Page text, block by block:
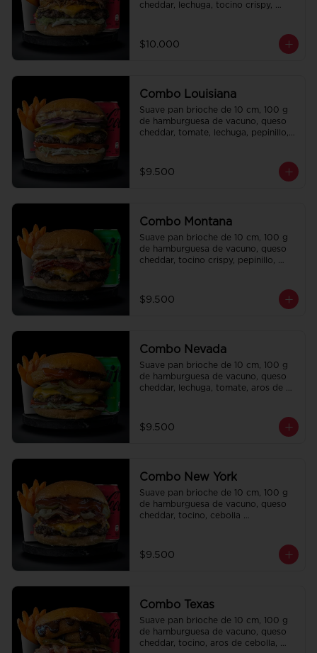
cheddar, lechuga, tocino crispy,
perfectamente condimentadas, salsa
de la casa de regalo a elección y una
$10.000
Combo Louisiana
Suave pan brioche de 10 cm, 100 g
de hamburguesa de vacuno, queso
cheddar, tomate, lechuga, pepinillo,
condimentadas, salsa de la casa de
regalo a elección y una bebida de
$9.500
Combo Montana
Suave pan brioche de 10 cm, 100 g
de hamburguesa de vacuno, queso
cheddar, tocino crispy, pepinillo,
salsa de la casa de regalo a elección
y una Bebida de 350 cc a elección.
$9.500
Combo Nevada
Suave pan brioche de 10 cm, 100 g
de hamburguesa de vacuno, queso
cheddar, lechuga, tomate, aros de
condimentadas, salsa de la casa de
regalo a elección y una bebida de
$9.500
Combo New York
Suave pan brioche de 10 cm, 100 g
de hamburguesa de vacuno, queso
cheddar, tocino, cebolla
condimentadas, salsa de la casa de
regalo a elección y una Bebida de
$9.500
Combo Texas
Suave pan brioche de 10 cm, 100 g
de hamburguesa de vacuno, queso
cheddar, tocino, aros de cebolla,